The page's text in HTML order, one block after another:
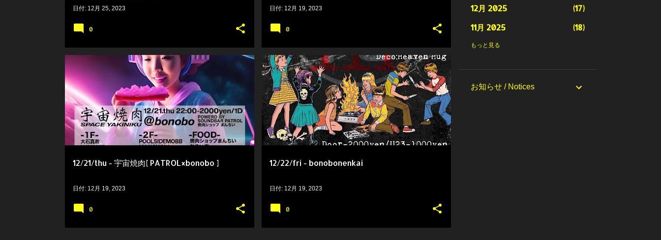
日付: 12月 25, 2023
0
日付: 12月 19, 2023
0
12/21/thu - 宇宙焼肉[ PATROL×bonobo ]
日付: 12月 19, 2023
0
12/22/fri - bonobonenkai
日付: 12月 19, 2023
0
12月 2025
17
11月 2025
18
10月 2025
8月 2025
18
もっと見る
お知らせ / Notices